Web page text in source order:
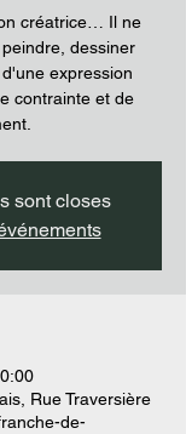
créatrice… Il ne
dessiner
expression
contrainte et de
sont closes
Rue Traversière
de-